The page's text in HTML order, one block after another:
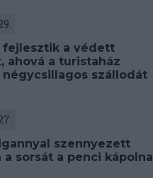
fejlesztik a védett
ahová a turistaház
szállodát
szennyezett
a sorsát a penci kápolna